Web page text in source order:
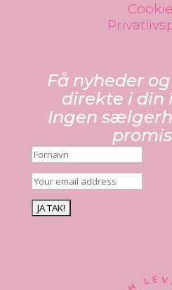
Få nyheder
direkte i din
Ingen